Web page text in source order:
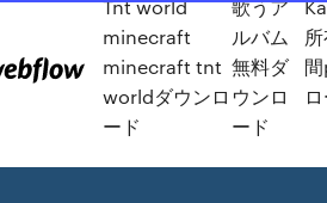
Tnt world
minecraft
minecraft tnt
worldダウンロ
ード
歌うア
ルバム
無料ダ
ウンロ
ード